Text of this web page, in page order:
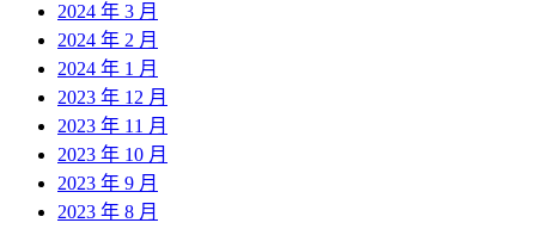
2024 年 3 月
2024 年 2 月
2024 年 1 月
2023 年 12 月
2023 年 11 月
2023 年 10 月
2023 年 9 月
2023 年 8 月